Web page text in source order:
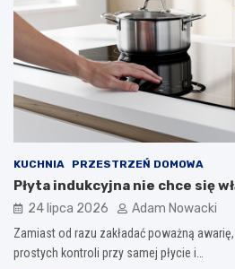
KUCHNIA PRZESTRZEŃ DOMOWA
Płyta indukcyjna nie chce się
24 lipca 2026 Adam Nowacki
Zamiast od razu zakładać poważną
prostych kontroli przy samej płycie i…